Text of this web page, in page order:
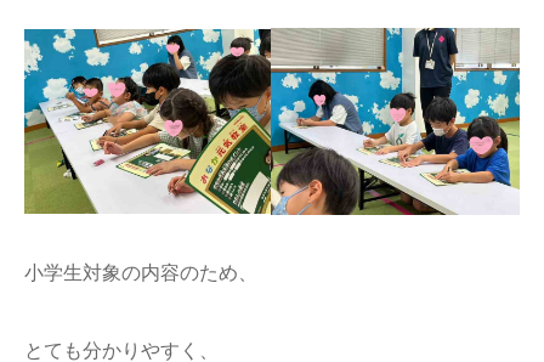
小学生対象の内容のため、
とても分かりやすく、